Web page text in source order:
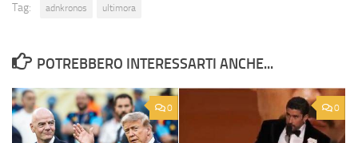
Tag: adnkronos ultimora
POTREBBERO INTERESSARTI ANCHE...
0 0